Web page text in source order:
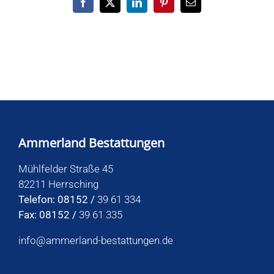
Facebook
X LinkedInPinterest
E-
Mail
Ammerland Bestattungen
Mühlfelder Straße 45
82211 Herrsching
Telefon: 08152 / 39 61 334
Fax: 08152 / 39 61 335
info@ammerland-bestattungen.de